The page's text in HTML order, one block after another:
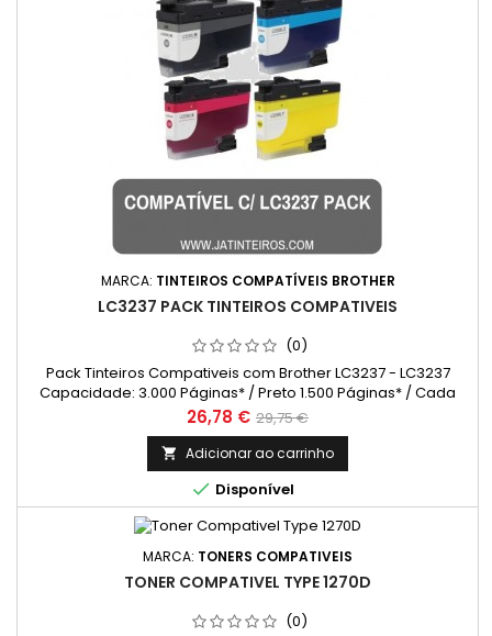
MARCA: TINTEIROS COMPATÍVEIS BROTHER
LC3237 PACK TINTEIROS COMPATIVEIS
(0)
Pack Tinteiros Compativeis com Brother LC3237 - LC3237
Capacidade: 3.000 Páginas* / Preto 1.500 Páginas* / Cada
Cor
Preço
26,78 € Preço
normal
29,75 €
 Adicionar ao carrinho
 Disponível
MARCA: TONERS COMPATIVEIS
TONER COMPATIVEL TYPE 1270D
(0)